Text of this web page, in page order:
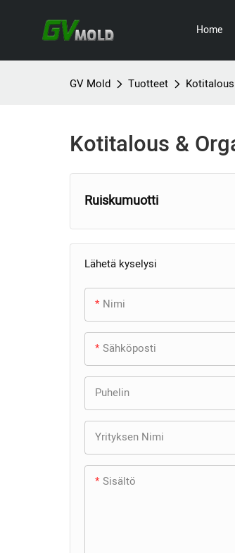
Home
GV Mold Tuotteet
Kotitalous &
Ruiskumuotti
+ Kodinkoneiden muotti
TV-muotti
Pölynimurin muotti
Sweeper muotti
Jääkaapin laatikon muotti
Reitittimen osien muotti
+ Viihde-elektroniikan muotti
latauskotelon muotti
Mikrofonitarvikkeet Muotti
Kamerakotelon muotti
PMMA-objektiivimuotti
Mouse Shell -muotti
+
Tulostimen muotti
Printer Mold 先不要
Muovinen vaihdemuotti
Marine Thruster Mold
Myyntiautomaatin
osamuotti
+ Autojen ruiskumuotti
Auton ovipaneelin muotti
Automaattinen valomuotti
Tuulilasin pyyhkimen
muotti
Autojen taustapeilin
Taloustavaran ruiskumuotti
Roskakori muotti
Kahvipannun ruiskumuotti
Laatikon ruiskumuotti
Suihkuosien ruiskumuotti
Yksi & monionteloinen
Hot Runner Mold
2K muotti
Tarkkuusmuotti
Lähetä kyselysi
Nimi
Sähköposti
Puhelin
Yrityksen Nimi
Sisältö